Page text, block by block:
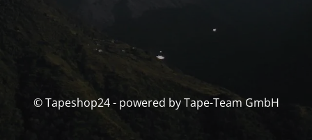
© Tapeshop24 - powered by Tape-Team GmbH